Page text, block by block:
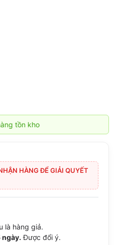
HÀNG ĐỂ GIẢI QUYẾT
là hàng giả.
ngày. Được đổi ý.